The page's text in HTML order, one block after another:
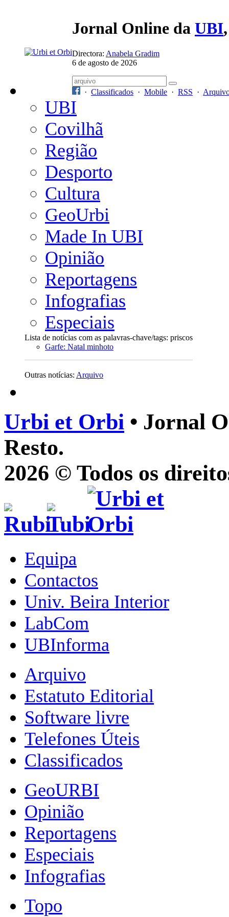
Jornal Online da UBI
Directora: Anabela Gradim
6 de agosto de 2026
· Classificados · Mobile · RSS ·
UBI
Covilhã
Região
Desporto
Cultura
GeoUrbi
Made In UBI
Opinião
Reportagens
Infografias
Especiais
Lista de notícias com as palavras-chave/tags: priscos
Garfe: Natal minhoto
Outras notícias: Arquivo
Urbi et Orbi • Jornal
Resto.
2026 © Todos os
Equipa
Contactos
Univ. Beira Interior
LabCom
UBInforma
Arquivo
Estatuto Editorial
Software livre
Telefones Úteis
Classificados
GeoURBI
Opinião
Reportagens
Especiais
Infografias
Topo